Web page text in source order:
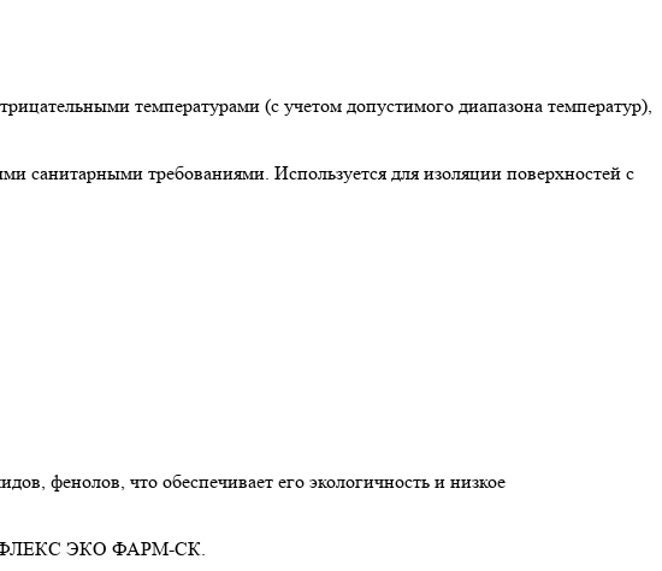
температурами (с учетом допустимого диапазона температур),
требованиями. Используется для изоляции поверхностей с
фенолов, что обеспечивает его экологичность и низкое
ФЛЕКС ЭКО ФАРМ-СК.